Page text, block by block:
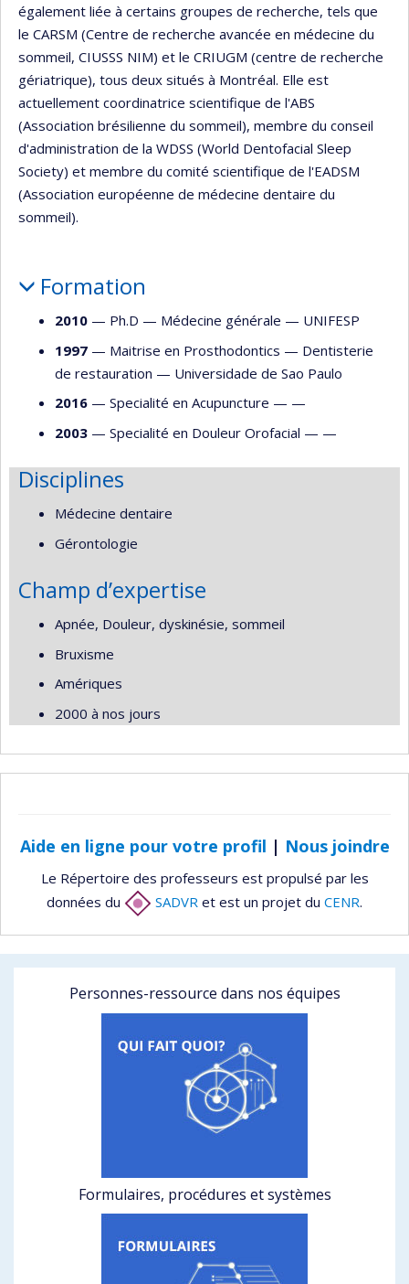
également liée à certains groupes de recherche, tels que
le CARSM (Centre de recherche avancée en médecine du
sommeil, CIUSSS NIM) et le CRIUGM (centre de recherche
gériatrique), tous deux situés à Montréal. Elle est
actuellement coordinatrice scientifique de l'ABS
(Association brésilienne du sommeil), membre du conseil
d'administration de la WDSS (World Dentofacial Sleep
Society) et membre du comité scientifique de l'EADSM
(Association européenne de médecine dentaire du
sommeil).
Formation
2010 — Ph.D — Médecine générale — UNIFESP
1997 — Maitrise en Prosthodontics — Dentisterie
de restauration — Universidade de Sao Paulo
2016 — Specialité en Acupuncture — —
2003 — Specialité en Douleur Orofacial — —
Disciplines
Médecine dentaire
Gérontologie
Champ d’expertise
Apnée, Douleur, dyskinésie, sommeil
Bruxisme
Amériques
2000 à nos jours
Aide en ligne pour votre profil | Nous joindre
Le Répertoire des professeurs est propulsé par les
données du
SADVR et est un projet du CENR.
Personnes-ressource dans nos équipes
Formulaires, procédures et systèmes